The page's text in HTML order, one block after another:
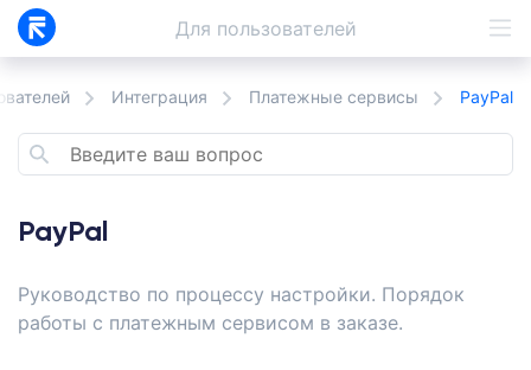
Для пользователей
Интеграция Платежные сервисы PayPal
PayPal
Руководство по процессу настройки. Порядок
работы с платежным сервисом в заказе.